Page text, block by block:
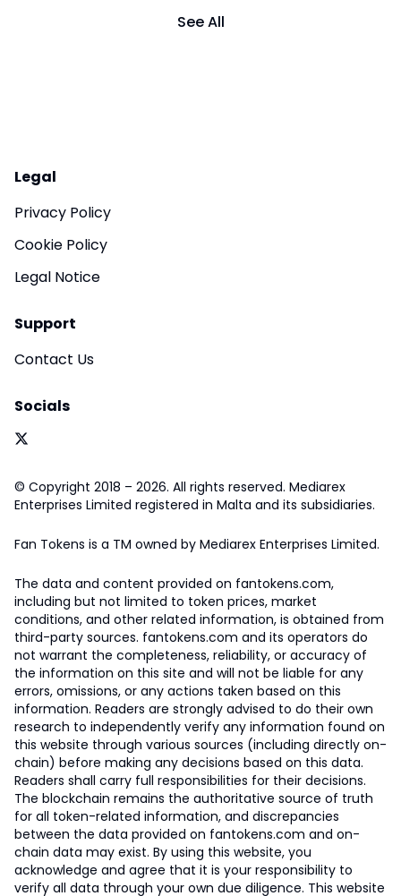
See All
Legal
Privacy Policy
Cookie Policy
Legal Notice
Support
Contact Us
Socials
© Copyright 2018 – 2026. All rights reserved. Mediarex
Enterprises Limited registered in Malta and its subsidiaries.
Fan Tokens is a TM owned by Mediarex Enterprises Limited.
The data and content provided on fantokens.com,
including but not limited to token prices, market
conditions, and other related information, is obtained from
third-party sources. fantokens.com and its operators do
not warrant the completeness, reliability, or accuracy of
the information on this site and will not be liable for any
errors, omissions, or any actions taken based on this
information. Readers are strongly advised to do their own
research to independently verify any information found on
this website through various sources (including directly on-
chain) before making any decisions based on this data.
Readers shall carry full responsibilities for their decisions.
The blockchain remains the authoritative source of truth
for all token-related information, and discrepancies
between the data provided on fantokens.com and on-
chain data may exist. By using this website, you
acknowledge and agree that it is your responsibility to
verify all data through your own due diligence. This website